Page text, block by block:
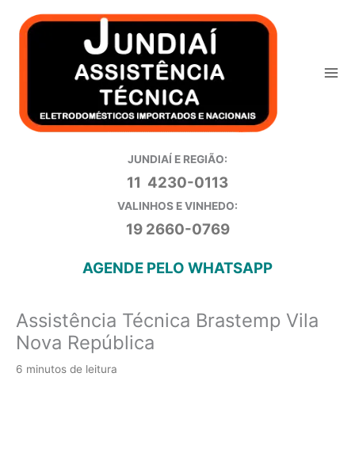
para
JUNDIAÍ E REGIÃO:
11 4230-0113
VALINHOS E VINHEDO:
19 2660-0769
AGENDE PELO WHATSAPP
Assistência Técnica Brastemp Vila
Nova República
6 minutos de leitura